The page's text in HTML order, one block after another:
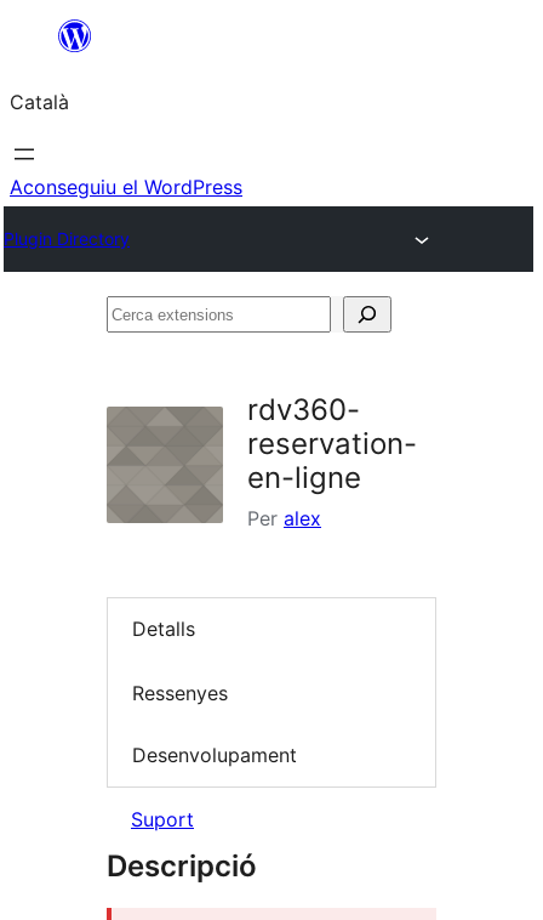
contingut
Català
Aconseguiu el WordPress
Plugin Directory
Cerca
rdv360-
reservation-
en-ligne
Per alex
Detalls
Ressenyes
Desenvolupament
Suport
Descripció